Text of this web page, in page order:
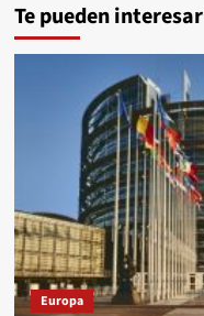
Te pueden interesar
Europa